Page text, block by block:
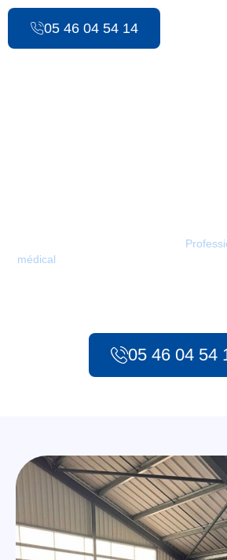
principal
05 46 04 54 14
médical
05 46 04 54